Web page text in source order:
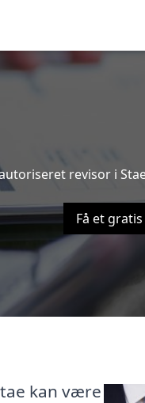
revisor i
Få et
kan være